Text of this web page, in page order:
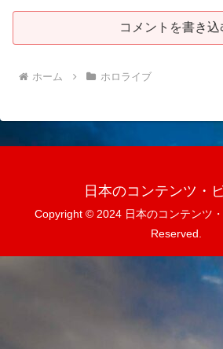
コメントを書き込
ホーム ホロライブ
日本のコンテンツ・
Copyright © 2024 日本のコンテンツ
Reserved.